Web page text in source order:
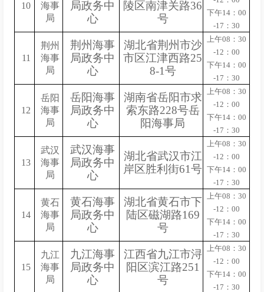
10
海事
局
局政务中
心
陵区南津关路36
号
下午14：00
-17：30
11
荆州
海事
局
荆州海事
局政务中
心
湖北省荆州市沙
市区江津西路25
8-1号
上午08：30
-12：00
下午14：00
-17：30
12
岳阳
海事
局
岳阳海事
局政务中
心
湖南省岳阳市求
索东路228号岳
阳海事局
上午08：30
-12：00
下午14：00
-17：30
13
武汉
海事
局
武汉海事
局政务中
心
湖北省武汉市江
岸区胜利街61号
上午08：30
-12：00
下午14：00
-17：30
14
黄石
海事
局
黄石海事
局政务中
心
湖北省黄石市下
陆区磁湖路169
号
上午08：30
-12：00
下午14：00
-17：30
15
九江
海事
局
九江海事
局政务中
心
江西省九江市浔
阳区滨江路251
号
上午08：30
-12：00
下午14：00
-17：30